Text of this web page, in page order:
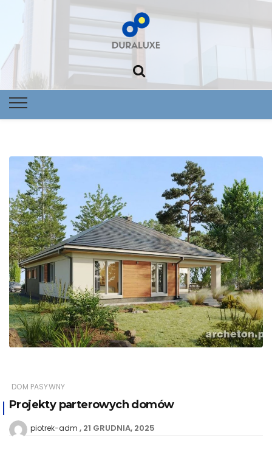
DOM PASYWNY
Projekty parterowych domów
piotrek-adm 21 GRUDNIA, 2025